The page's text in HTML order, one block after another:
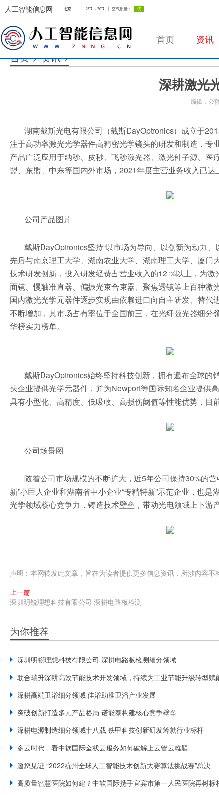
人工智能信息网
首页 资讯
首页>资讯>
深耕激光
编辑：公
湖南戴斯光电有限公司（戴斯DayOptronics）成立于
注于高功率激光光学器件高精密光学镜头的研发和制造，
产品广泛应用于纳秒、皮秒、飞秒激光器、激光种子源、
盟、东盟、中东等国内外市场，2021年度主营业务收入已达
公司产品图片
戴斯DayOptronics坚持“以市场为导向、以创新为动力
先后与南京理工大学、湖南农业大学、湖南理工大学、厦门
技术研发创新，投入研发经费占营业收入的12 %以上，为
面镜、慢轴准直器、偏振光束合束器、聚焦透镜等上百种
国内激光光学元器件逐步实现由依赖进口向自主研发、替
不断增加，其市场占有率位于全国前三，在光纤激光器细
华榜实力榜单。
戴斯DayOptronics始终坚持科技创新，拥有遍布全球
头企业提供光学元器件，并为Newport等国际知名企业提供
具有小型化、高精度、低吸收、高损伤阈值等性能优势，目
公司场景图
随着公司市场规模的不断扩大，近5年公司保持30%的
新”小巨人企业和湖南省中小企业“专精特新”示范企业，也
光学领域核心竞争力，铸造技术壁垒，带动光电领域上下
声明：本网转发此文章，旨在为读者提供更多信息资讯，所涉内容
上一篇
深圳明锐理想科技有限公司 深耕电路板检测
为你推荐
深圳明锐理想科技有限公司 深耕电路板检测细分领域
联合瑞升深耕高效节能技术开发领域，持续为工业节能升级转型赋
深耕高端卫浴细分领域 佳浴助推卫浴产业发展
突破创新打造多元产品格局 诺能泰构建核心竞争壁垒
深耕电源制造细分领域十八载 铁甲科技创新研发筹就行业标杆
多云时代，看中软国际全栈云服务如何破解上云管云难题
邀您见证 “2022杭州全球人工智能技术创新大赛算法挑战赛”总决
高质量智慧医院如何建？中软国际携手宜宾市第一人民医院再树标